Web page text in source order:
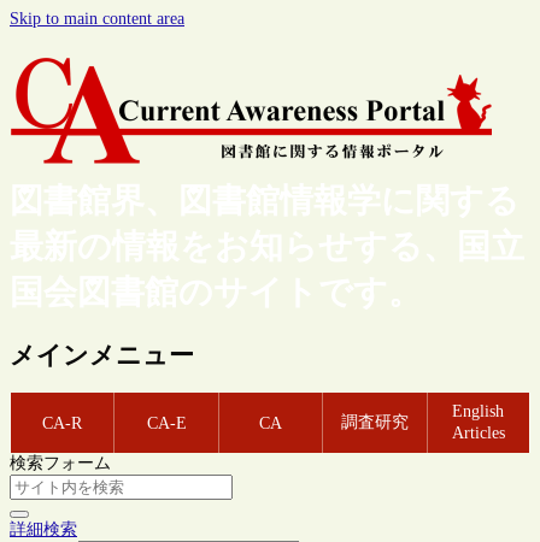
Skip to main content area
図書館界、図書館情報学に関する
最新の情報をお知らせする、国立
国会図書館のサイトです。
メインメニュー
CA-R CA-E CA 調査研究
English
Articles
検索フォーム
詳細検索